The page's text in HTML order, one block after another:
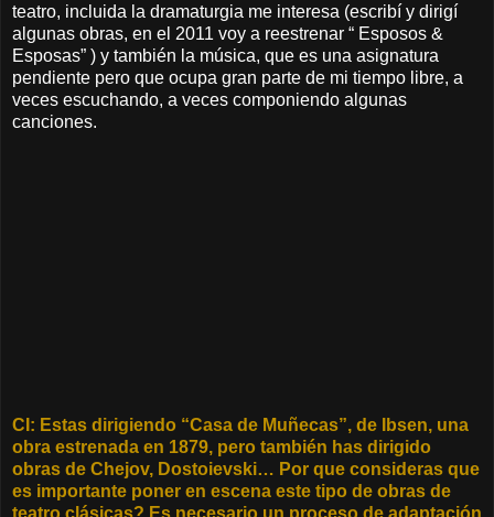
teatro, incluida la dramaturgia me interesa (escribí y dirigí
algunas obras, en el 2011 voy a reestrenar “ Esposos &
Esposas” ) y también la música, que es una asignatura
pendiente pero que ocupa gran parte de mi tiempo libre, a
veces escuchando, a veces componiendo algunas
canciones.
CI: Estas dirigiendo “Casa de Muñecas”, de Ibsen, una
obra estrenada en 1879, pero también has dirigido
obras de Chejov, Dostoievski… Por que consideras que
es importante poner en escena este tipo de obras de
teatro clásicas? Es necesario un proceso de adaptación